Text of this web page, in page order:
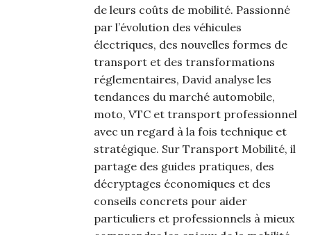
de leurs coûts de mobilité. Passionné
par l’évolution des véhicules
électriques, des nouvelles formes de
transport et des transformations
réglementaires, David analyse les
tendances du marché automobile,
moto, VTC et transport professionnel
avec un regard à la fois technique et
stratégique. Sur Transport Mobilité, il
partage des guides pratiques, des
décryptages économiques et des
conseils concrets pour aider
particuliers et professionnels à mieux